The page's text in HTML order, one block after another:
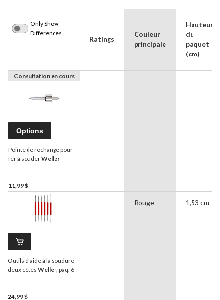
Only Show
Differences
Ratings
Couleur
principale
Hauteur
du
paquet
(cm)
Consultation en cours
Options
Pointe de rechange pour
fer à souderWeller
11,99 $
- -
Outils d'aide à la soudure
deux côtés Weller, paq. 6
24,99 $
Rouge 1,53 cm